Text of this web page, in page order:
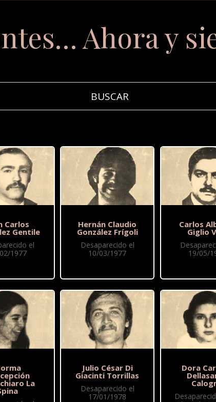
Ahora y
Carlos
Gentile
el
1977
La
Hernán Claudio
González Frígoli
Desaparecido el
10/03/1977
Julio César Di
Giacinti Torrillas
Desaparecido el
17/01/1978
Carlos
Giglio
19/05/
Dora